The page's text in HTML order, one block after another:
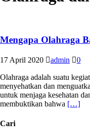
Mengapa Olahraga
17 April 2020 admin 0
Olahraga adalah suatu
menyehatkan dan
untuk menjaga kesehatan
membuktikan bahwa […]
Cari